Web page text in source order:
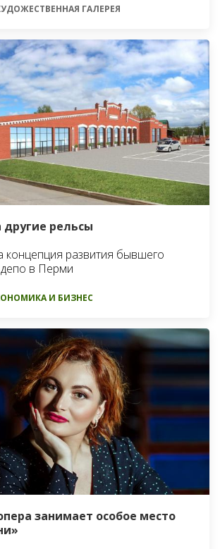
ГАЛЕРЕЯ
рельсы
концепция развития бывшего
в Перми
И БИЗНЕС
занимает особое место